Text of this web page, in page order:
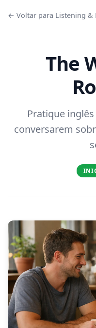
← Voltar para Listening &
The
Pratique
conversarem